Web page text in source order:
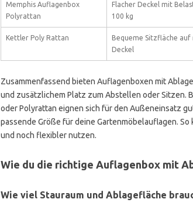
Memphis Auflagenbox
Polyrattan
Flacher Deckel mit
100 kg
Kettler Poly Rattan
Bequeme Sitzfläche auf
Deckel
Zusammenfassend bieten Auflagenboxen mit
und zusätzlichem Platz zum Abstellen oder
oder Polyrattan eignen sich für den Außeneinsatz
passende Größe für deine Gartenmöbelauflagen.
und noch flexibler nutzen.
Wie du die richtige Auflagenbox mit
Wie viel Stauraum und Ablagefläche